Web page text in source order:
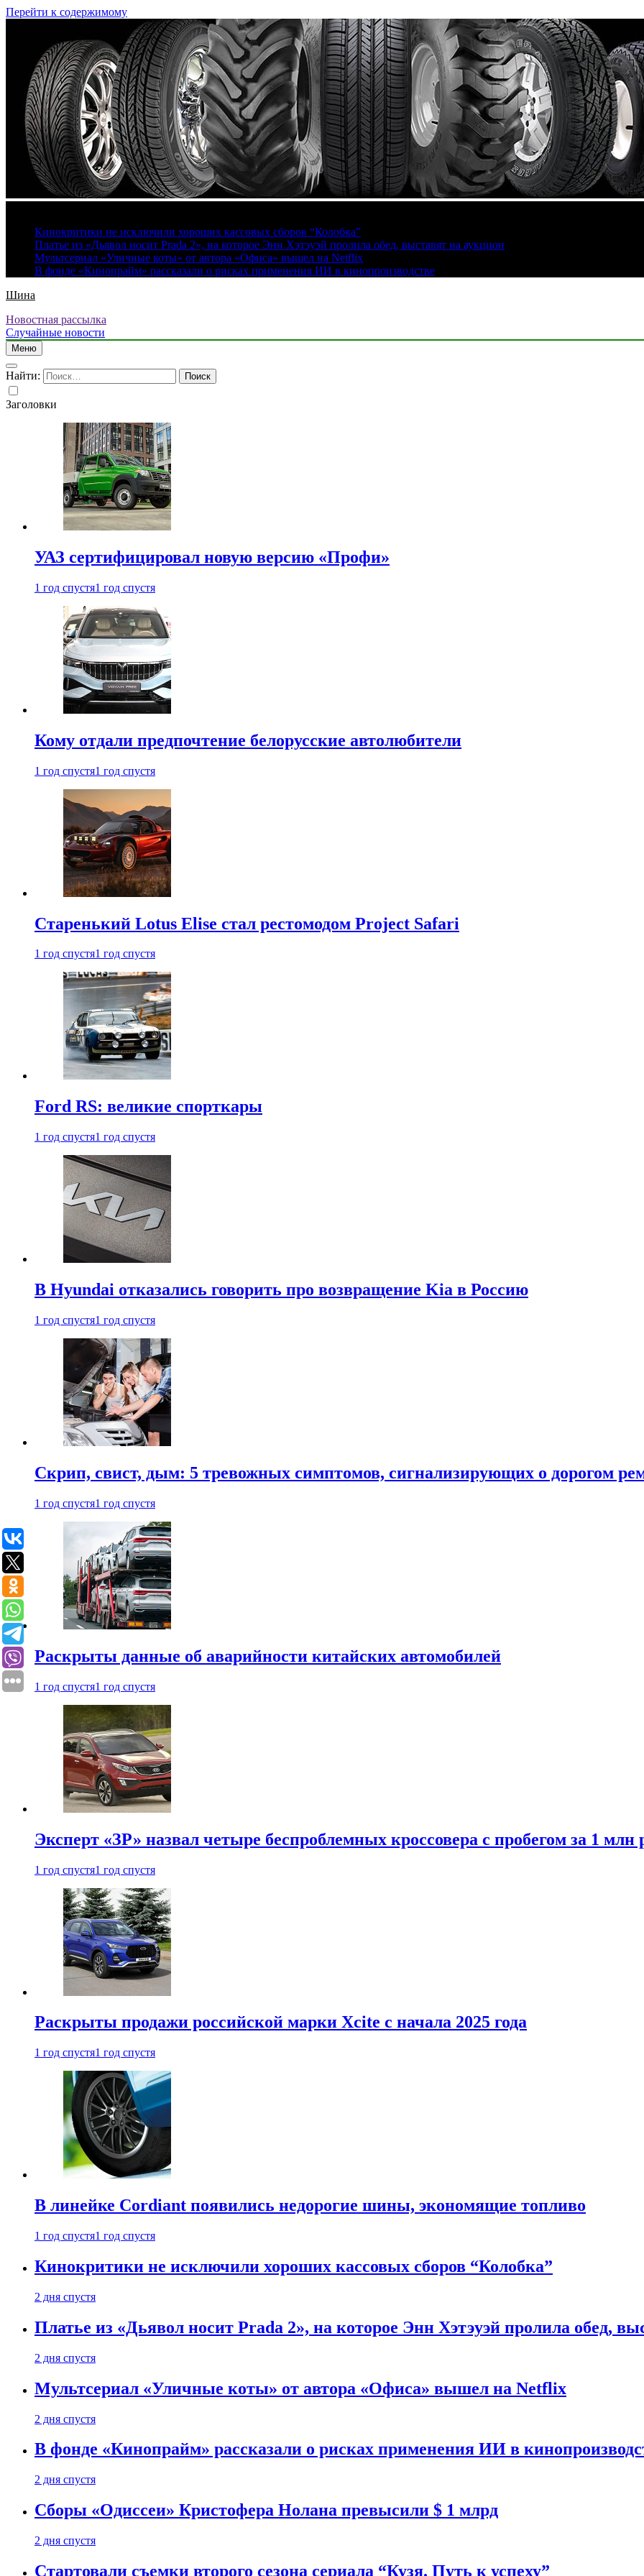
Перейти к содержимому
Кинокритики не исключили хороших кассовых сборов “Колобка”
Платье из «Дьявол носит Prada 2», на которое Энн Хэтэуэй пролила обед, выставят на аукцион
Мультсериал «Уличные коты» от автора «Офиса» вышел на Netflix
В фонде «Кинопрайм» рассказали о рисках применения ИИ в кинопроизводстве
Шина
Новостная рассылка
Случайные новости
Меню
Найти:
Заголовки
УАЗ сертифицировал новую версию «Профи»
1 год спустя1 год спустя
Кому отдали предпочтение белорусские автолюбители
1 год спустя1 год спустя
Старенький Lotus Elise стал рестомодом Project Safari
1 год спустя1 год спустя
Ford RS: великие спорткары
1 год спустя1 год спустя
В Hyundai отказались говорить про возвращение Kia в Россию
1 год спустя1 год спустя
Скрип, свист, дым: 5 тревожных симптомов, сигнализирующих о дорогом
1 год спустя1 год спустя
Раскрыты данные об аварийности китайских автомобилей
1 год спустя1 год спустя
Эксперт «ЗР» назвал четыре беспроблемных кроссовера с пробегом за 1 млн
1 год спустя1 год спустя
Раскрыты продажи российской марки Xcite с начала 2025 года
1 год спустя1 год спустя
В линейке Cordiant появились недорогие шины, экономящие топливо
1 год спустя1 год спустя
Кинокритики не исключили хороших кассовых сборов “Колобка”
2 дня спустя
Платье из «Дьявол носит Prada 2», на которое Энн Хэтэуэй пролила обед,
2 дня спустя
Мультсериал «Уличные коты» от автора «Офиса» вышел на Netflix
2 дня спустя
В фонде «Кинопрайм» рассказали о рисках применения ИИ в
2 дня спустя
Сборы «Одиссеи» Кристофера Нолана превысили $ 1 млрд
2 дня спустя
Стартовали съемки второго сезона сериала “Кузя. Путь к успеху”